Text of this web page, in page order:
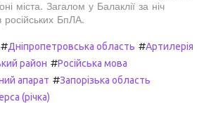
міста. Загалом у Балаклії за ніч
російських БпЛА.
#Дніпропетровська область #Артилерія
район #Російська мова
апарат #Запорізька область
(річка)